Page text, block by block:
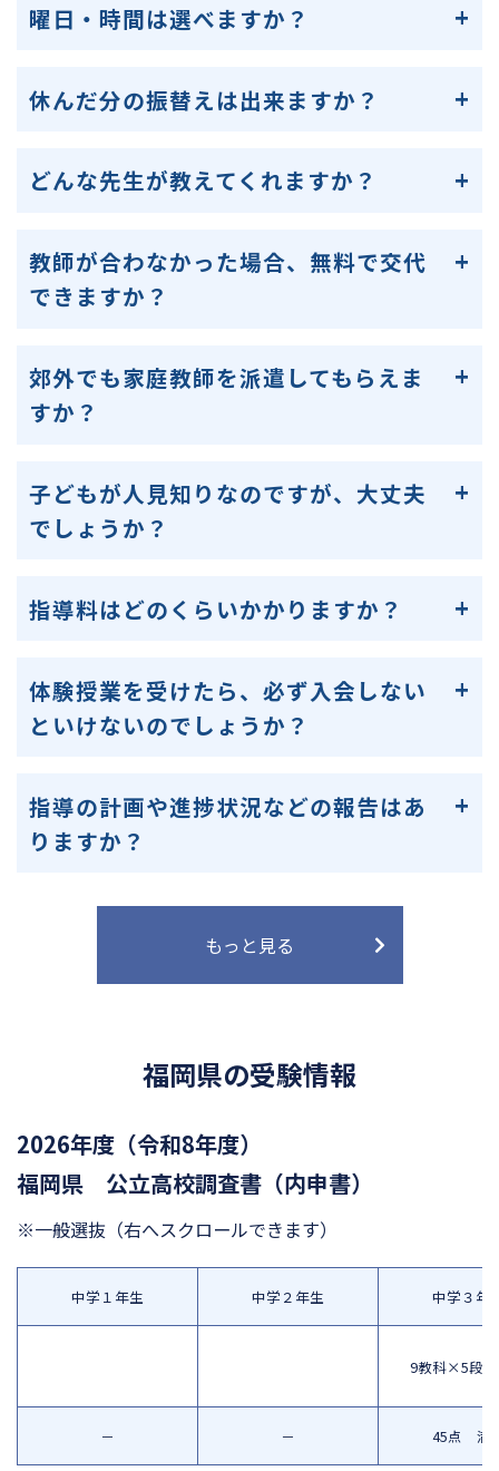
曜日・時間は選べますか？
休んだ分の振替えは出来ますか？
どんな先生が教えてくれますか？
教師が合わなかった場合、無料で交代
できますか？
郊外でも家庭教師を派遣してもらえま
すか？
子どもが人見知りなのですが、大丈夫
でしょうか？
指導料はどのくらいかかりますか？
体験授業を受けたら、必ず入会しない
といけないのでしょうか？
指導の計画や進捗状況などの報告はあ
りますか？
もっと見る
福岡県の受験情報
2026年度（令和8年度）
福岡県 公立高校調査書（内申書）
※一般選抜 （右へスクロールできます）
中学１年生
－
中学２年生
－
中学３年
9教科×5段
45点 満